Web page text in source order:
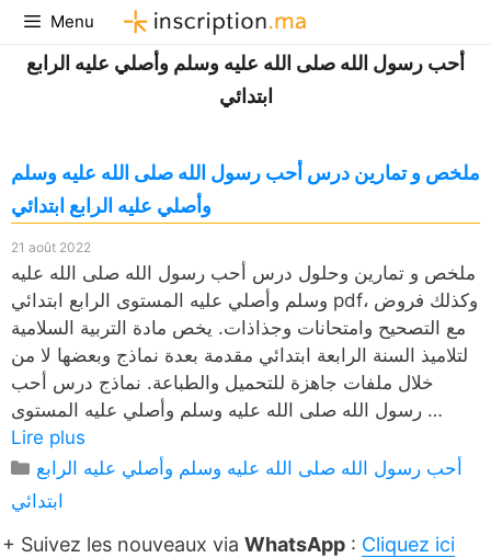
Aller
au
contenu
Menu
أحب رسول الله صلى الله عليه وسلم وأصلي عليه الرابع
ابتدائي
ملخص و تمارين درس أحب رسول الله صلى الله عليه وسلم
وأصلي عليه الرابع ابتدائي
21 août 2022
ملخص و تمارين وحلول درس أحب رسول الله صلى الله عليه
وسلم وأصلي عليه المستوى الرابع ابتدائي pdf، وكذلك فروض
مع التصحيح وامتحانات وجذاذات. يخص مادة التربية السلامية
لتلاميذ السنة الرابعة ابتدائي مقدمة بعدة نماذج وبعضها لا من
خلال ملفات جاهزة للتحميل والطباعة. نماذج درس أحب
رسول الله صلى الله عليه وسلم وأصلي عليه المستوى …
Lire plus
Catégories
أحب رسول الله صلى الله عليه وسلم وأصلي عليه الرابع
ابتدائي
+ Suivez les nouveaux via WhatsApp : Cliquez ici